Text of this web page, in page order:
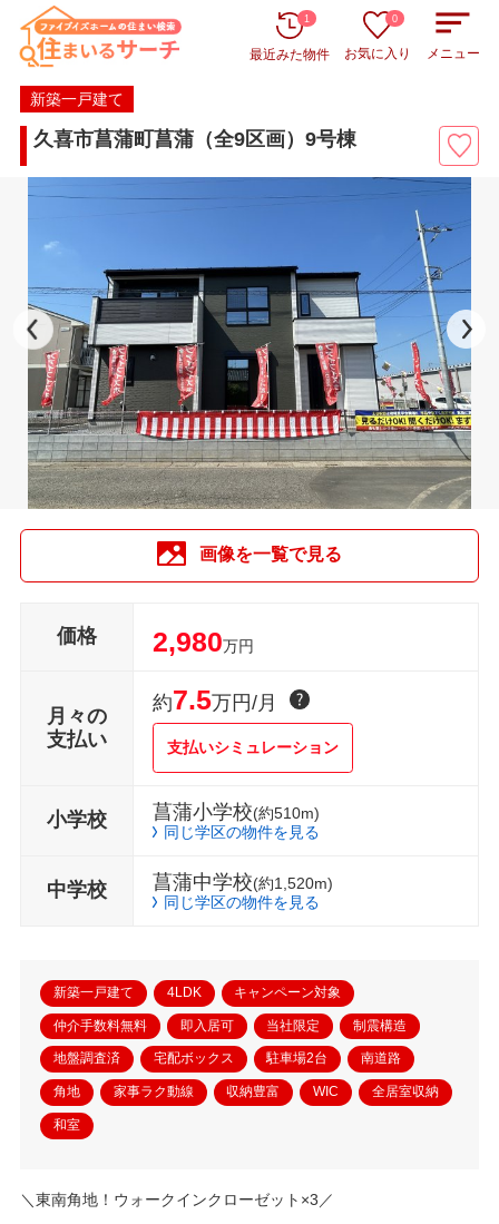
最近みた物件
1
お気に入り
0
メニュー
新築一戸建て
久喜市菖蒲町菖蒲（全9区画）9号棟
画像を一覧で見る
価格 2,980万円
月々の
支払い
約7.5万円/月
支払いシミュレーション
小学校 菖蒲小学校(約510m)
同じ学区の物件を見る
中学校 菖蒲中学校(約1,520m)
同じ学区の物件を見る
新築一戸建て 4LDK キャンペーン対象
仲介手数料無料 即入居可 当社限定 制震構造
地盤調査済 宅配ボックス 駐車場2台 南道路
角地 家事ラク動線 収納豊富 WIC 全居室収納
和室
＼東南角地！ウォークインクローゼット×3／